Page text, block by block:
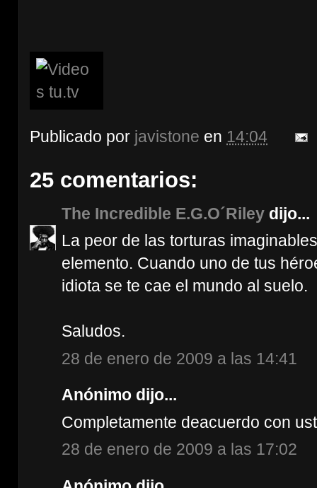
Publicado por javistone en 14:04
25 comentarios:
The Incredible E.G.O´Riley dijo...
La peor de las torturas
elemento. Cuando uno de tus
idiota se te cae el mundo al suelo.
Saludos.
28 de enero de 2009 a las 14:41
Anónimo dijo...
Completamente deacuerdo con
28 de enero de 2009 a las 17:02